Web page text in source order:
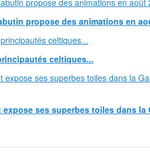
propose des animations en
celtiques...
ses superbes toiles dans la